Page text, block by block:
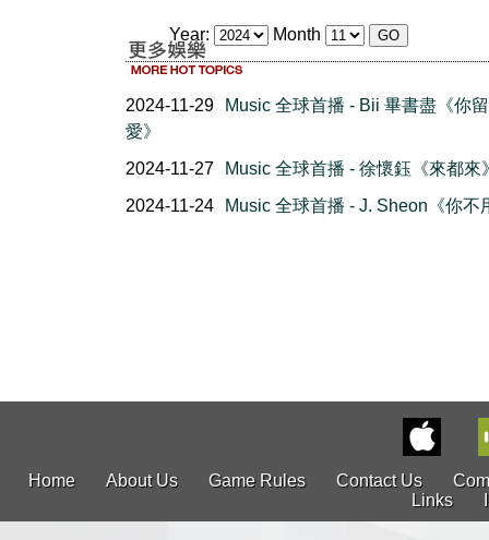
Year: Month
2024-11-29
Music 全球首播 - Bii 畢書盡《你
愛》
2024-11-27
Music 全球首播 - 徐懷鈺《來都來
2024-11-24
Music 全球首播 - J. Sheon《你不
Home About Us Game Rules Contact Us
Links